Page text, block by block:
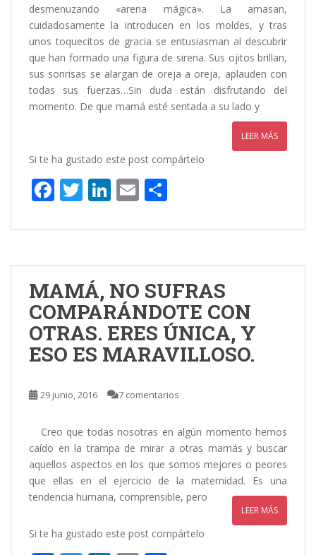
desmenuzando «arena mágica». La amasan,
cuidadosamente la introducen en los moldes, y tras
unos toquecitos de gracia se entusiasman al descubrir
que han formado una figura de sirena. Sus ojitos brillan,
sus sonrisas se alargan de oreja a oreja, aplauden con
todas sus fuerzas…Sin duda están disfrutando del
momento. De que mamá esté sentada a su lado y
LEER MÁS
Si te ha gustado este post compártelo
F
e
b
o
o
k
T
itt
er
Li
k
e
dI
n
E
ai
l
m
p
ar
ti
r
MAMÁ, NO SUFRAS
COMPARÁNDOTE CON
OTRAS. ERES ÚNICA, Y
ESO ES MARAVILLOSO.
29 junio, 2016 7 comentarios
Creo que todas nosotras en algún momento hemos
caído en la trampa de mirar a otras mamás y buscar
aquellos aspectos en los que somos mejores o peores
que ellas en el ejercicio de la maternidad. Es una
tendencia humana, comprensible, pero
LEER MÁS
Si te ha gustado este post compártelo